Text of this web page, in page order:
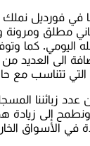
في فورديل
مطلق ومرونة
اليومي. كما
الى العديد
تتناسب مع
ونطمح إلى زيادة
في الأسواق